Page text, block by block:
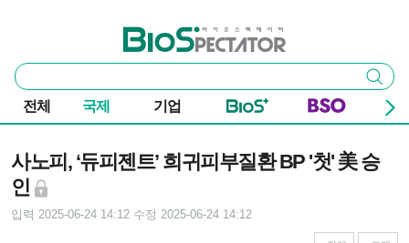
바이오스펙테이터
통
합
검
색
검색
전체 국제 기업
사노피, ‘듀피젠트’ 희귀피부질환 BP '첫' 美 승
인
입력 2025-06-24 14:12 수정 2025-06-24 14:12